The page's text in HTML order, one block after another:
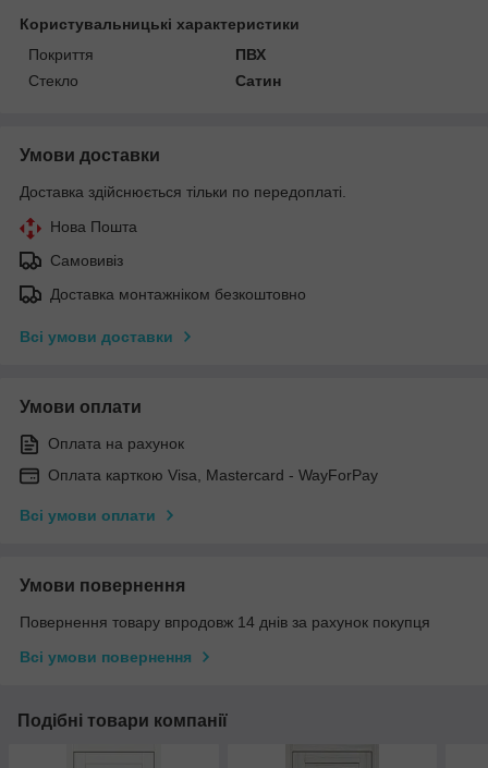
Користувальницькі характеристики
Покриття
ПВХ
Стекло
Сатин
Умови доставки
Доставка здійснюється тільки по передоплаті.
Нова Пошта
Самовивіз
Доставка монтажніком безкоштовно
Всі умови доставки
Умови оплати
Оплата на рахунок
Оплата карткою Visa, Mastercard - WayForPay
Всі умови оплати
Умови повернення
Повернення товару впродовж 14 днів за рахунок покупця
Всі умови повернення
Подібні товари компанії